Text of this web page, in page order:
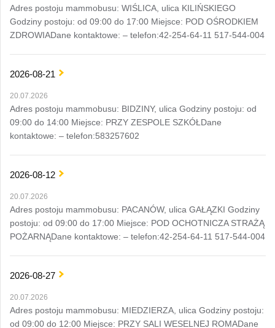
Adres postoju mammobusu: WIŚLICA, ulica KILIŃSKIEGO
Godziny postoju: od 09:00 do 17:00 Miejsce: POD OŚRODKIEM
ZDROWIADane kontaktowe: – telefon:42-254-64-11 517-544-004
2026-08-21
20.07.2026
Adres postoju mammobusu: BIDZINY, ulica Godziny postoju: od
09:00 do 14:00 Miejsce: PRZY ZESPOLE SZKÓŁDane
kontaktowe: – telefon:583257602
2026-08-12
20.07.2026
Adres postoju mammobusu: PACANÓW, ulica GAŁĄZKI Godziny
postoju: od 09:00 do 17:00 Miejsce: POD OCHOTNICZA STRAŻĄ
POŻARNĄDane kontaktowe: – telefon:42-254-64-11 517-544-004
2026-08-27
20.07.2026
Adres postoju mammobusu: MIEDZIERZA, ulica Godziny postoju:
od 09:00 do 12:00 Miejsce: PRZY SALI WESELNEJ ROMADane